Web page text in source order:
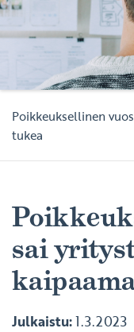
Poikkeuksellinen
tukea
sai
Julkaistu:1.3.2023